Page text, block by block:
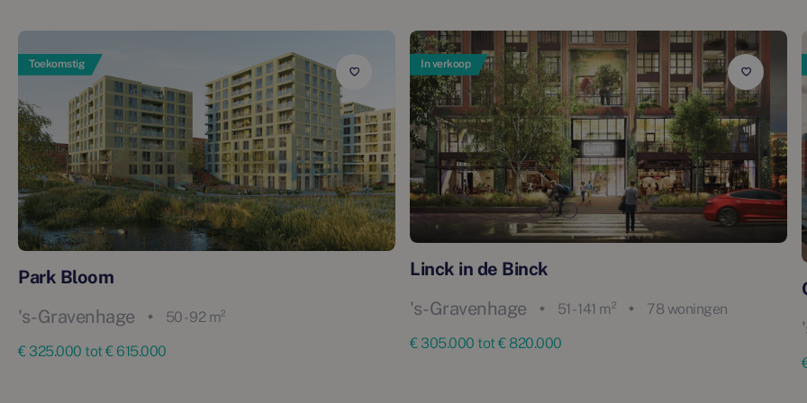
Toekomstig
Park Bloom
's-Gravenhage
50 - 92 m²
€ 325.000 tot € 615.000
In verkoop
Linck in de Binck
's-Gravenhage
51 - 141 m²
78 woningen
€ 305.000 tot € 820.000